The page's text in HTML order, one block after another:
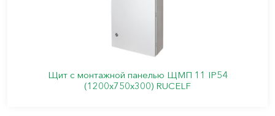
Щит с монтажной панелью ЩМП 11 IP54
(1200х750х300) RUCELF